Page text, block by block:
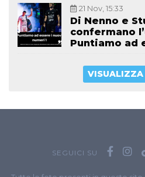
21 Nov, 15:33
Di Nenno e
confermano
Puntiamo ad
SEGUICI SU